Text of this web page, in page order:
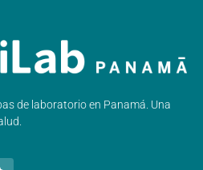
de laboratorio en Panamá. Una